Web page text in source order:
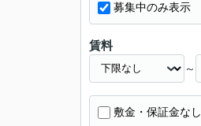
募集中のみ表示
賃料
～
敷金・保証金なし